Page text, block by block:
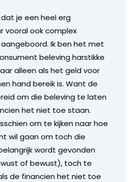
dat je een heel erg
vooral ook complex
Ik ben het met
beleving harstikke
alleen als het geld voor
hand bereik is. Want de
om die beleving te laten
het niet toe staan.
om te kijken naar hoe
wil gaan om toch die
wordt gevonden
of bewust), toch te
de financien het niet toe